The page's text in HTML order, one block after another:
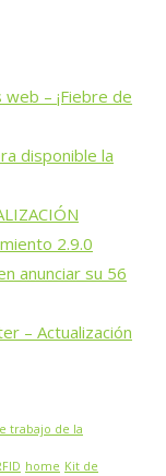
– ¡Fiebre de
disponible la
2.9.0
anunciar su 56
– Actualización
trabajo de la
home Kit de